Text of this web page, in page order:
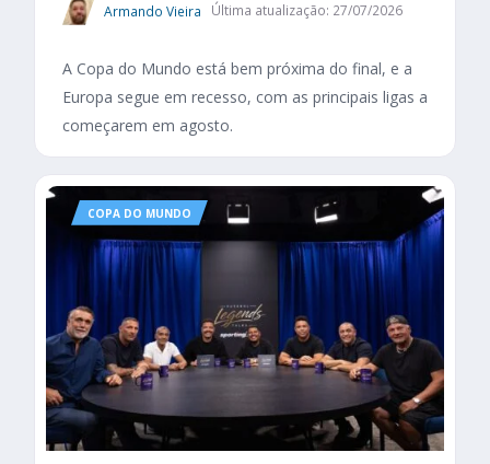
Armando Vieira Última atualização: 27/07/2026
A Copa do Mundo está bem próxima do final, e a
Europa segue em recesso, com as principais ligas a
começarem em agosto.
COPA DO MUNDO